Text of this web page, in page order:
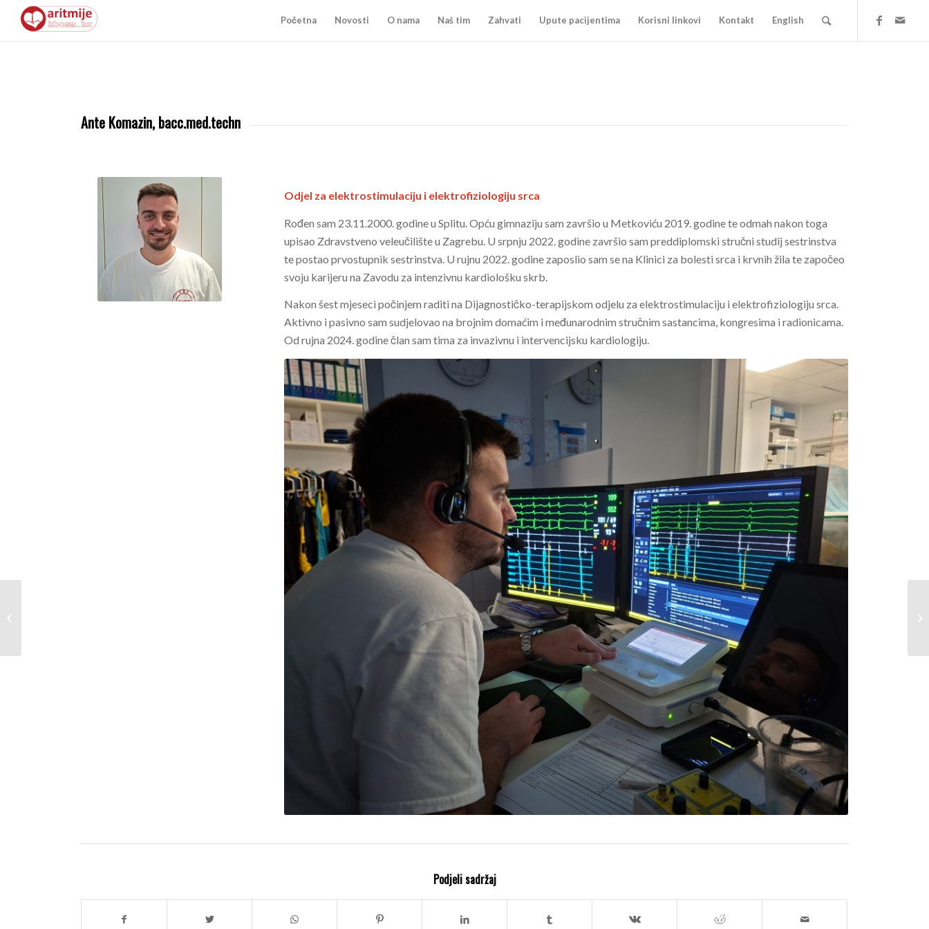
Početna Novosti O nama Naš tim Zahvati Upute pacijentima Korisni linkovi Kontakt English
Ante Komazin, bacc.med.techn
Odjel za elektrostimulaciju i elektrofiziologiju srca
Rođen sam 23.11.2000. godine u Splitu. Opću gimnaziju sam završio u Metkoviću 2019. godine te odmah nakon toga
upisao Zdravstveno veleučilište u Zagrebu. U srpnju 2022. godine završio sam preddiplomski stručni studij sestrinstva
te postao prvostupnik sestrinstva. U rujnu 2022. godine zaposlio sam se na Klinici za bolesti srca i krvnih žila te započeo
svoju karijeru na Zavodu za intenzivnu kardiološku skrb.
Nakon šest mjeseci počinjem raditi na Dijagnostičko-terapijskom odjelu za elektrostimulaciju i elektrofiziologiju srca.
Aktivno i pasivno sam sudjelovao na brojnim domaćim i međunarodnim stručnim sastancima, kongresima i radionicama.
Od rujna 2024. godine član sam tima za invazivnu i intervencijsku kardiologiju.
Podjeli sadržaj